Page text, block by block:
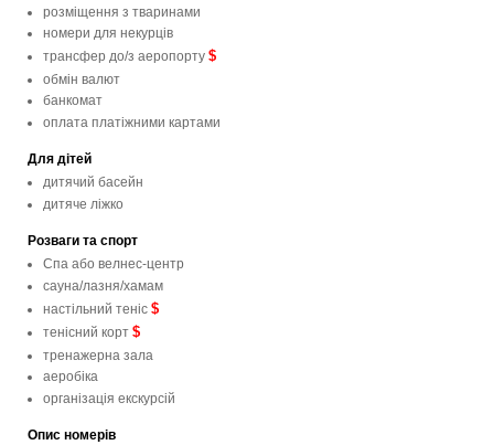
розміщення з тваринами
номери для некурців
трансфер до/з аеропорту $
обмін валют
банкомат
оплата платіжними картами
Для дітей
дитячий басейн
дитяче ліжко
Розваги та спорт
Спа або велнес-центр
сауна/лазня/хамам
настільний теніс $
тенісний корт $
тренажерна зала
аеробіка
організація екскурсій
Опис номерів